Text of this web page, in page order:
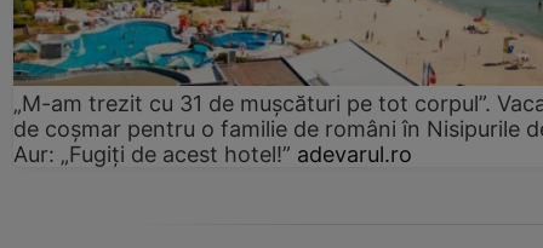
„M-am trezit cu 31 de mușcături pe tot corpul”.
de coșmar pentru o familie de români în Nisipurile
Aur: „Fugiți de acest hotel!” adevarul.ro